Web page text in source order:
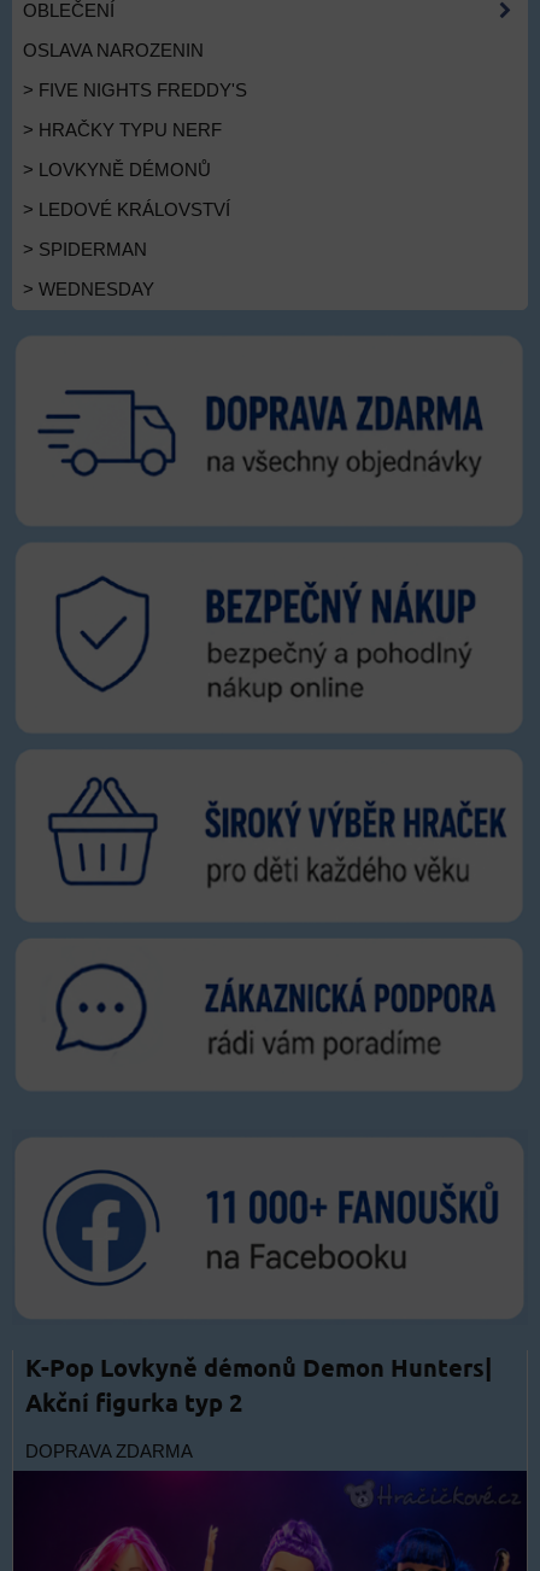
OBLEČENÍ
OSLAVA NAROZENIN
> FIVE NIGHTS FREDDY'S
> HRAČKY TYPU NERF
> LOVKYNĚ DÉMONŮ
> LEDOVÉ KRÁLOVSTVÍ
> SPIDERMAN
> WEDNESDAY
K-Pop Lovkyně démonů Demon Hunters|
Akční figurka typ 2
DOPRAVA ZDARMA